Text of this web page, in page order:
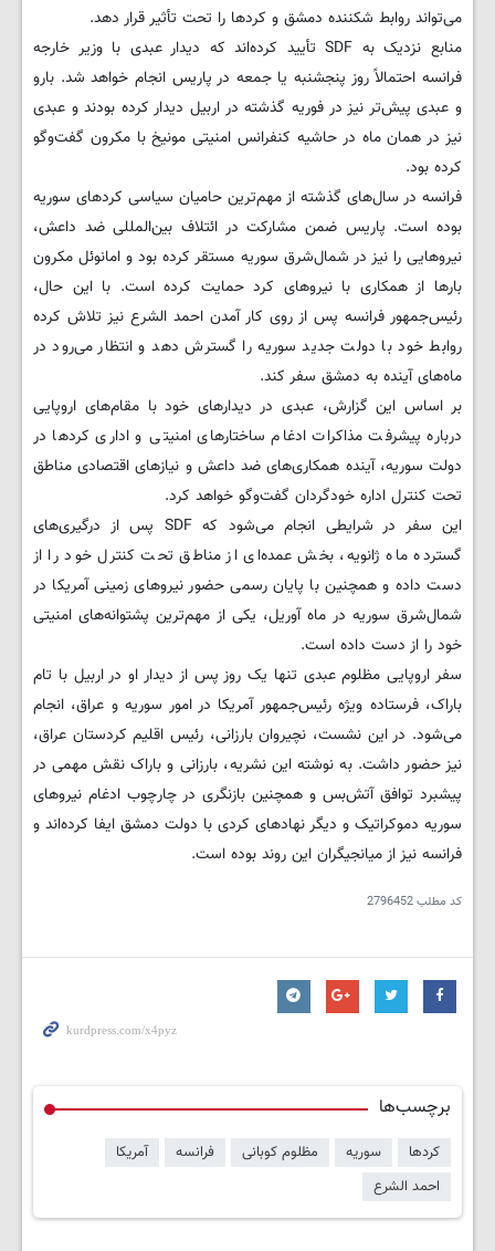
می‌تواند روابط شکننده دمشق و کردها را تحت تأثیر قرار دهد.
منابع نزدیک به SDF تأیید کرده‌اند که دیدار عبدی با وزیر خارجه
فرانسه احتمالاً روز پنجشنبه یا جمعه در پاریس انجام خواهد شد. بارو
و عبدی پیش‌تر نیز در فوریه گذشته در اربیل دیدار کرده بودند و عبدی
نیز در همان ماه در حاشیه کنفرانس امنیتی مونیخ با مکرون گفت‌وگو
کرده بود.
فرانسه در سال‌های گذشته از مهم‌ترین حامیان سیاسی کردهای سوریه
بوده است. پاریس ضمن مشارکت در ائتلاف بین‌المللی ضد داعش،
نیروهایی را نیز در شمال‌شرق سوریه مستقر کرده بود و امانوئل مکرون
بارها از همکاری با نیروهای کرد حمایت کرده است. با این حال،
رئیس‌جمهور فرانسه پس از روی کار آمدن احمد الشرع نیز تلاش کرده
روابط خود با دولت جدید سوریه را گسترش دهد و انتظار می‌رود در
ماه‌های آینده به دمشق سفر کند.
بر اساس این گزارش، عبدی در دیدارهای خود با مقام‌های اروپایی
درباره پیشرفت مذاکرات ادغام ساختارهای امنیتی و اداری کردها در
دولت سوریه، آینده همکاری‌های ضد داعش و نیازهای اقتصادی مناطق
تحت کنترل اداره خودگردان گفت‌وگو خواهد کرد.
این سفر در شرایطی انجام می‌شود که SDF پس از درگیری‌های
گسترده ماه ژانویه، بخش عمده‌ای از مناطق تحت کنترل خود را از
دست داده و همچنین با پایان رسمی حضور نیروهای زمینی آمریکا در
شمال‌شرق سوریه در ماه آوریل، یکی از مهم‌ترین پشتوانه‌های امنیتی
خود را از دست داده است.
سفر اروپایی مظلوم عبدی تنها یک روز پس از دیدار او در اربیل با تام
باراک، فرستاده ویژه رئیس‌جمهور آمریکا در امور سوریه و عراق، انجام
می‌شود. در این نشست، نچیروان بارزانی، رئیس اقلیم کردستان عراق،
نیز حضور داشت. به نوشته این نشریه، بارزانی و باراک نقش مهمی در
پیشبرد توافق آتش‌بس و همچنین بازنگری در چارچوب ادغام نیروهای
سوریه دموکراتیک و دیگر نهادهای کردی با دولت دمشق ایفا کرده‌اند و
فرانسه نیز از میانجیگران این روند بوده است.
کد مطلب2796452
برچسب‌ها
کردها سوریه مظلوم کوبانی فرانسه
آمریکا
احمد الشرع